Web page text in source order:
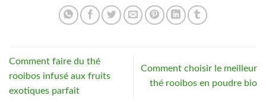
Comment faire du thé
rooibos infusé aux fruits
exotiques parfait
Comment choisir le meilleur
thé rooibos en poudre bio